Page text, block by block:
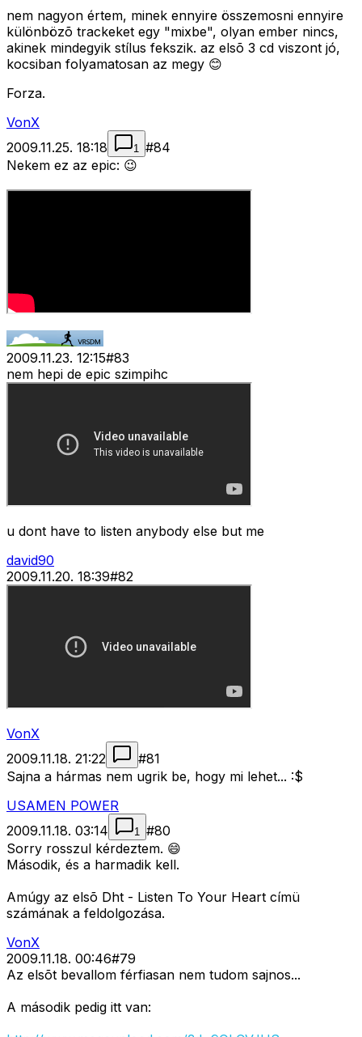
nem nagyon értem, minek ennyire összemosni ennyire
különbözõ trackeket egy "mixbe", olyan ember nincs,
akinek mindegyik stílus fekszik. az elsõ 3 cd viszont jó,
kocsiban folyamatosan az megy 😊
Forza.
VonX
2009.11.25. 18:18
1 #84
Nekem ez az epic: 😉
2009.11.23. 12:15#83
nem hepi de epic szimpihc
u dont have to listen anybody else but me
david90
2009.11.20. 18:39#82
VonX
2009.11.18. 21:22
#81
Sajna a hármas nem ugrik be, hogy mi lehet... :$
USAMEN POWER
2009.11.18. 03:14
1 #80
Sorry rosszul kérdeztem. 😄
Második, és a harmadik kell.
Amúgy az elsõ Dht - Listen To Your Heart címü
számának a feldolgozása.
VonX
2009.11.18. 00:46#79
Az elsõt bevallom férfiasan nem tudom sajnos...
A második pedig itt van: